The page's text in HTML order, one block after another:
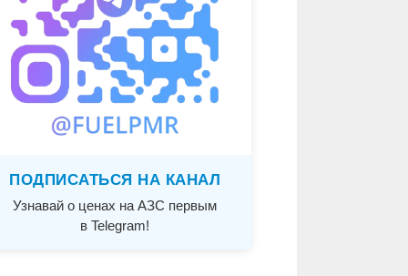
ПОДПИСАТЬСЯ НА КАНАЛ
Узнавай о ценах на АЗС первым
в Telegram!